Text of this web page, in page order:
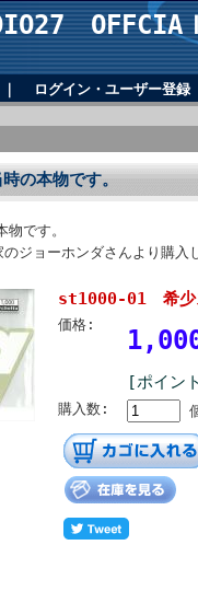
ログイン・ユーザー登録
の本物です。
です。
ジョーホンダさんより購入
st1000-01 希少
価格:
[ポイン
購入数: